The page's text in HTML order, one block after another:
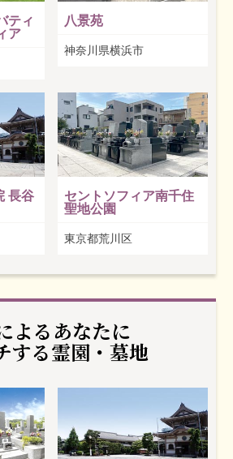
ティ
ア
八景苑
神奈川県横浜市
長谷
セントソフィア南千住
聖地公園
東京都荒川区
よるあなたに
する霊園・墓地